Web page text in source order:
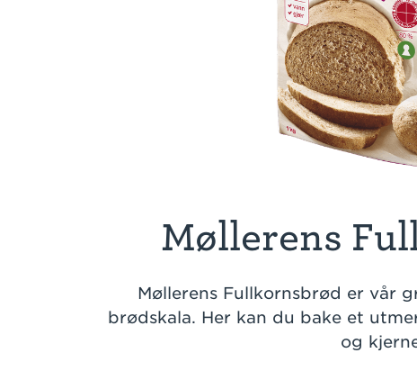
Møllerens
Møllerens Fullkornsbrød er vår
brødskala. Her kan du bake et
og